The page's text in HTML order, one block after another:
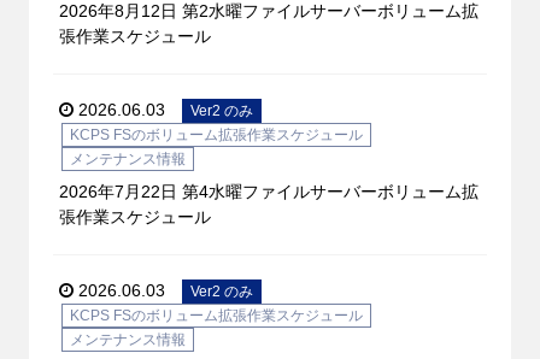
2026年8月12日 第2水曜ファイルサーバーボリューム拡
張作業スケジュール
2026.06.03
Ver2 のみ
KCPS FSのボリューム拡張作業スケジュール
メンテナンス情報
2026年7月22日 第4水曜ファイルサーバーボリューム拡
張作業スケジュール
2026.06.03
Ver2 のみ
KCPS FSのボリューム拡張作業スケジュール
メンテナンス情報